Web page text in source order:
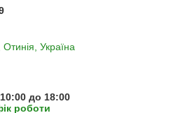
Україна
до 18:00
роботи